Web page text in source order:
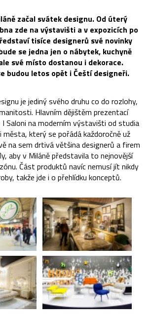
začal svátek designu. Od úterý
zde na výstavišti a v expozicích po
tisíce designerů své novinky
se jedna jen o nábytek, kuchyně
své místo dostanou i dekorace.
budou letos opět i Čeští designeři.
je jediný svého druhu co do rozlohy,
Hlavním dějištěm prezentací
Saloni na moderním výstavišti od studia
města, který se pořádá každoročně už
na sem drtivá většina designerů a firem
aby v Miláně představila to nejnovější
Část produktů navíc nemusí jít nikdy
takže jde i o přehlídku konceptů.